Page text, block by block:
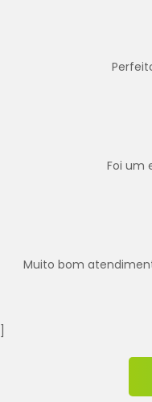
Foi um
Muito bom